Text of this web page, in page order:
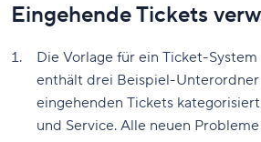
Eingehende Tickets
Die Vorlage für ein Ticket-
enthält drei Beispiel-
eingehenden Tickets
und Service. Alle neuen